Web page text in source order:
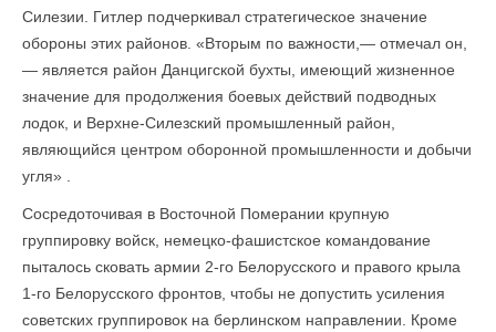
Силезии. Гитлер подчеркивал стратегическое значение
обороны этих районов. «Вторым по важности,— отмечал он,
— является район Данцигской бухты, имеющий жизненное
значение для продолжения боевых действий подводных
лодок, и Верхне-Силезский промышленный район,
являющийся центром оборонной промышленности и добычи
угля» .
Сосредоточивая в Восточной Померании крупную
группировку войск, немецко-фашистское командование
пыталось сковать армии 2-го Белорусского и правого крыла
1-го Белорусского фронтов, чтобы не допустить усиления
советских группировок на берлинском направлении. Кроме